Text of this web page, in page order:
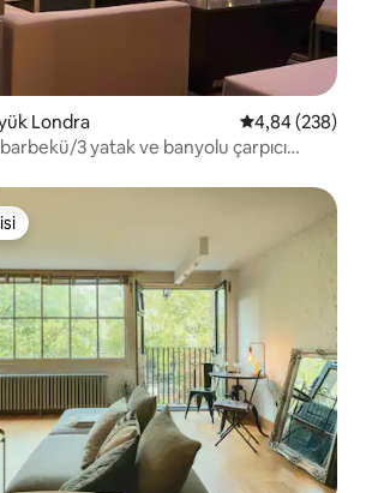
Londra 5 üzerinden
4,84 (238)
3 yatak ve banyolu çarpıcı